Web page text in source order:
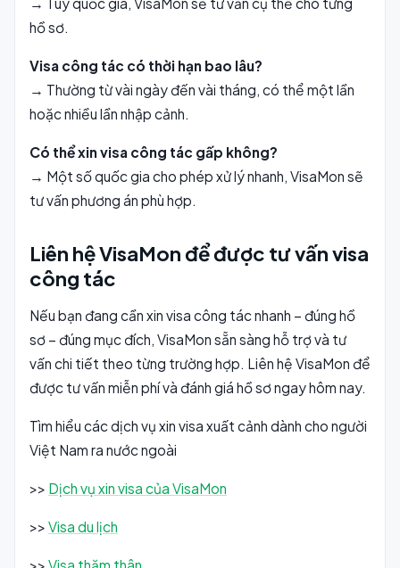
hồ sơ.
Visa công tác có thời hạn bao lâu?
→ Thường từ vài ngày đến vài tháng, có thể một lần
hoặc nhiều lần nhập cảnh.
Có thể xin visa công tác gấp không?
→ Một số quốc gia cho phép xử lý nhanh, VisaMon sẽ
tư vấn phương án phù hợp.
Liên hệ VisaMon để được tư vấn visa
công tác
Nếu bạn đang cần xin visa công tác nhanh – đúng hồ
sơ – đúng mục đích, VisaMon sẵn sàng hỗ trợ và tư
vấn chi tiết theo từng trường hợp. Liên hệ VisaMon để
được tư vấn miễn phí và đánh giá hồ sơ ngay hôm nay.
Tìm hiểu các dịch vụ xin visa xuất cảnh dành cho người
Việt Nam ra nước ngoài
>> Dịch vụ xin visa của VisaMon
>> Visa du lịch